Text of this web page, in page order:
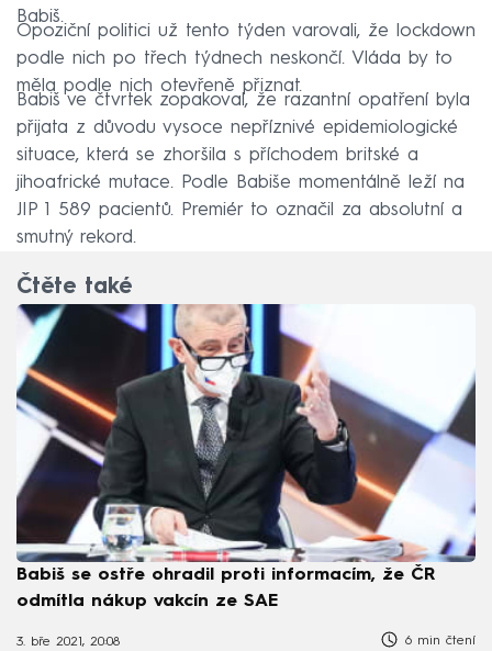
Babiš.
Opoziční politici už tento týden varovali, že lockdown
podle nich po třech týdnech neskončí. Vláda by to
měla podle nich otevřeně přiznat.
Babiš ve čtvrtek zopakoval, že razantní opatření byla
přijata z důvodu vysoce nepříznivé epidemiologické
situace, která se zhoršila s příchodem britské a
jihoafrické mutace. Podle Babiše momentálně leží na
JIP 1 589 pacientů. Premiér to označil za absolutní a
smutný rekord.
Čtěte také
Babiš se ostře ohradil proti informacím, že ČR
odmítla nákup vakcín ze SAE
3. bře 2021, 20:08 6 min čtení